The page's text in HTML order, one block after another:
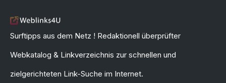
Surftipps aus dem Netz ! Redaktionell überprüfter
Webkatalog & Linkverzeichnis zur schnellen und
zielgerichteten Link-Suche im Internet.